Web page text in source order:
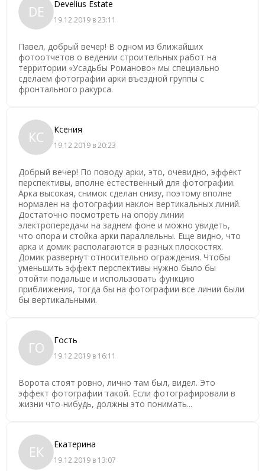
DE Develius Estate
19.12.2019 в 23:11
Павел, добрый вечер! В одном из ближайших
фотоотчетов о ведении строительных работ на
территории «Усадьбы Романово» мы специально
сделаем фотографии арки въездной группы с
фронтального ракурса.
КС Ксения
19.12.2019 в 20:23
Добрый вечер! По поводу арки, это, очевидно, эффект
перспективы, вполне естественный для фотографии.
Арка высокая, снимок сделан снизу, поэтому вполне
нормален на фотографии наклон вертикальных линий.
Достаточно посмотреть на опору линии
электропередачи на заднем фоне и можно увидеть,
что опора и стойка арки параллельны. Еще видно, что
арка и домик располагаются в разных плоскостях.
Домик развернут относительно ограждения. Чтобы
уменьшить эффект перспективы нужно было бы
отойти подальше и использовать функцию
приближения, тогда бы на фотографии все линии были
бы вертикальными.
ГО Гость
19.12.2019 в 16:11
Ворота стоят ровно, лично там был, видел. Это
эффект фотографии такой. Если фотографировали в
жизни что-нибудь, должны это понимать...
ЕК Екатерина
19.12.2019 в 13:07